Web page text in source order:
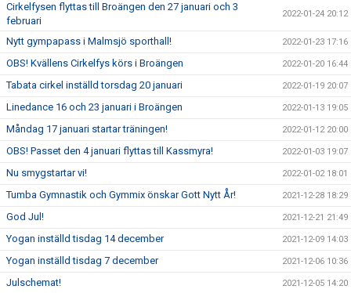
Cirkelfysen flyttas till Broängen den 27 januari och 3
februari
2022-01-24 20:12
Nytt gympapass i Malmsjö sporthall! 2022-01-23 17:16
OBS! Kvällens Cirkelfys körs i Broängen 2022-01-20 16:44
Tabata cirkel inställd torsdag 20 januari 2022-01-19 20:07
Linedance 16 och 23 januari i Broängen 2022-01-13 19:05
Måndag 17 januari startar träningen! 2022-01-12 20:00
OBS! Passet den 4 januari flyttas till Kassmyra! 2022-01-03 19:07
Nu smygstartar vi! 2022-01-02 18:01
Tumba Gymnastik och Gymmix önskar Gott Nytt År! 2021-12-28 18:29
God Jul! 2021-12-21 21:49
Yogan inställd tisdag 14 december 2021-12-09 14:03
Yogan inställd tisdag 7 december 2021-12-06 10:36
Julschemat! 2021-12-05 14:20